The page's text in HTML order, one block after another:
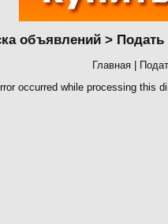
объявлений >
Главная|
occurred while processing this